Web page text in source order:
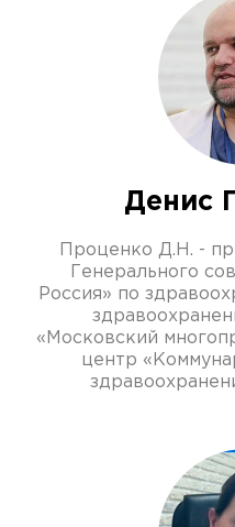
Денис
Проценко Д.Н. -
Генерального
Россия» по
«Московский
центр